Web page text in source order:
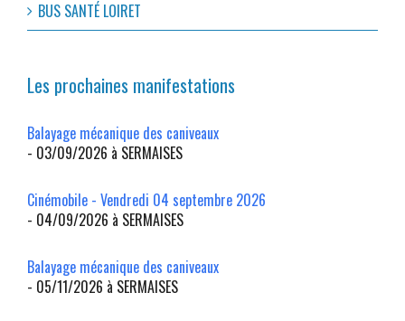
BUS SANTÉ LOIRET
Les prochaines manifestations
Balayage mécanique des caniveaux
- 03/09/2026 à SERMAISES
Cinémobile - Vendredi 04 septembre 2026
- 04/09/2026 à SERMAISES
Balayage mécanique des caniveaux
- 05/11/2026 à SERMAISES